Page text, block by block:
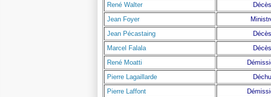
René Walter
Décès
Jean Foyer
Jean Pécastaing
Décès
Marcel Falala
Décès
René Moatti
Pierre Lagaillarde
Déchu
Pierre Laffont